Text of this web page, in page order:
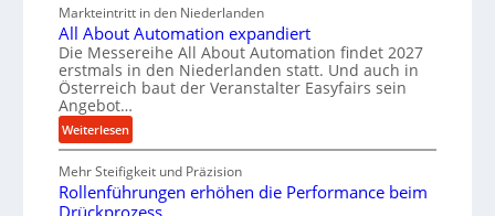
a
u
p
r
e
s
s
h
a
f
t
i
g
t
e
r
s
o
g
u
n
g
e
s
c
h
i
n
e
n
a
u
Markteintritt in den Niederlanden
All About Automation expandiert
Die Messereihe All About Automation findet 2027
erstmals in den Niederlanden statt. Und auch in
Österreich baut der Veranstalter Easyfairs sein
Angebot…
Weiterlesen:
A
l
l
A
Mehr Steifigkeit und Präzision
Rollenführungen erhöhen die Performance beim